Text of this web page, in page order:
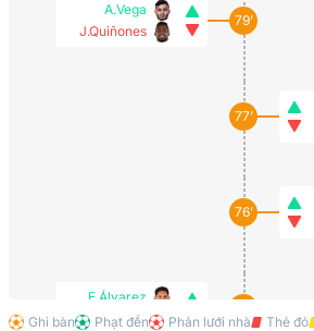
A.Vega
J.Quiñones
79’
77’
76’
E.Álvarez
Érik Lira
Ghi bàn Phạt đền Phản lưới nhà Thẻ đỏ